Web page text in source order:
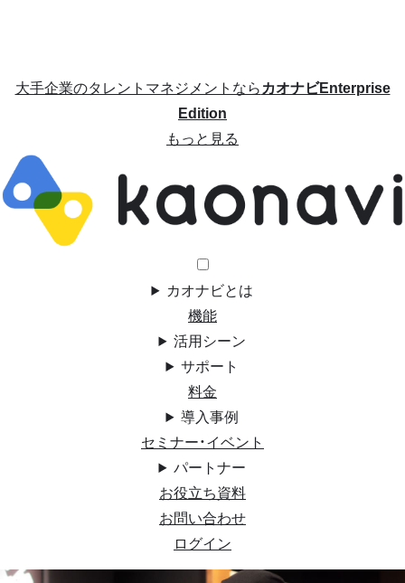
大手企業のタレントマネジメントならカオナビEnterprise
Edition
もっと見る
カオナビとは
機能
活用シーン
サポート
料金
導入事例
セミナー・イベント
パートナー
お役立ち資料
お問い合わせ
ログイン